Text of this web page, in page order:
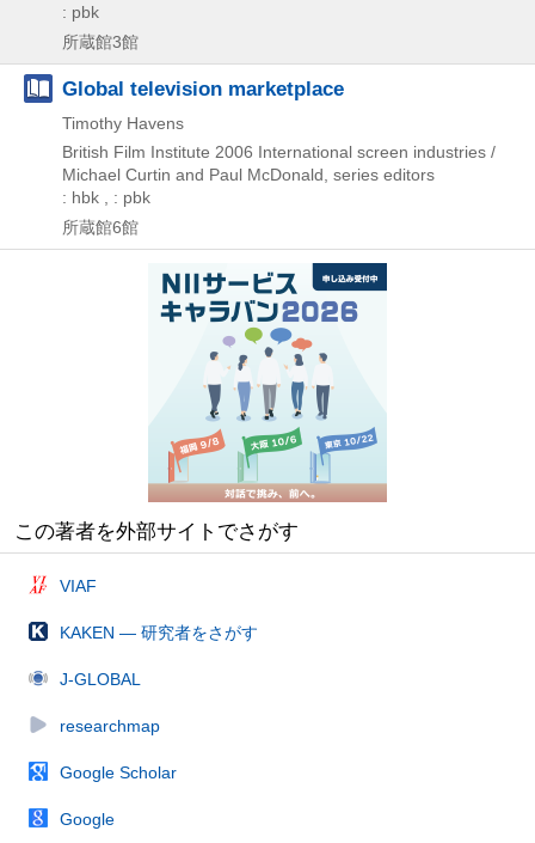
: pbk
所蔵館3館
Global television marketplace
Timothy Havens
British Film Institute 2006 International screen industries /
Michael Curtin and Paul McDonald, series editors
: hbk , : pbk
所蔵館6館
この著者を外部サイトでさがす
VIAF
KAKEN — 研究者をさがす
J-GLOBAL
researchmap
Google Scholar
Google